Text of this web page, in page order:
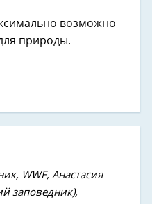
возможно
природы.
WWF, Анастасия
заповедник),